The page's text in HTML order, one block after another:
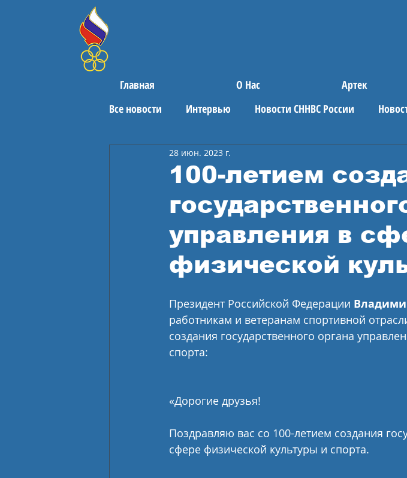
Главная О Нас Артек
Все новости
Интервью Новости СННВС России
Поздравления Спортивные новости
100-летием
управления в
физической
28 июн. 2023 г.
Президент Российской Федерации
работникам и ветеранам спортивной
создания государственного органа
спорта:
«Дорогие друзья!
Поздравляю вас со 100-летием создания
сфере физической культуры и спорта.